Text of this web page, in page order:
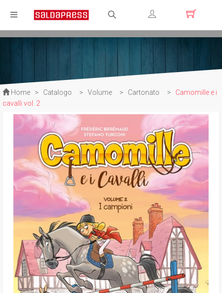
Registrati
Home > Catalogo > Volume > Cartonato >
Camomille e i
cavalli vol. 2